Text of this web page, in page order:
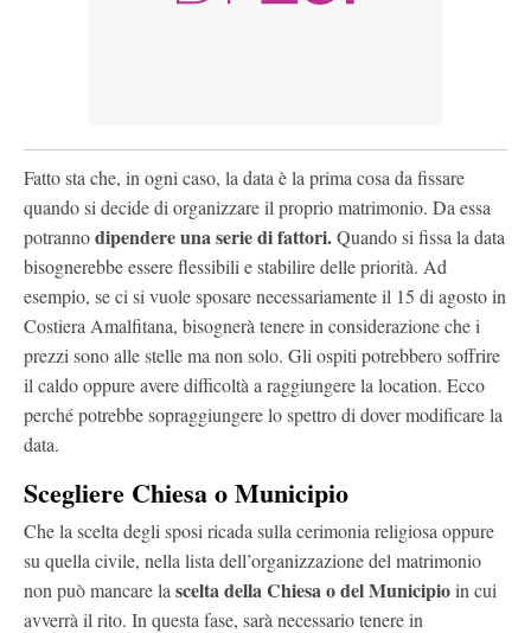
Fatto sta che, in ogni caso, la data è la prima cosa da fissare
quando si decide di organizzare il proprio matrimonio. Da essa
potrannodipendere una serie di fattori.Quando si fissa la data
bisognerebbe essere flessibili e stabilire delle priorità. Ad
esempio, se ci si vuole sposare necessariamente il 15 di agosto in
Costiera Amalfitana, bisognerà tenere in considerazione che i
prezzi sono alle stelle ma non solo. Gli ospiti potrebbero soffrire
il caldo oppure avere difficoltà a raggiungere la location. Ecco
perché potrebbe sopraggiungere lo spettro di dover modificare la
data.
Scegliere Chiesa o Municipio
Che la scelta degli sposi ricada sulla cerimonia religiosa oppure
su quella civile, nella lista dell’organizzazione del matrimonio
non può mancare la scelta della Chiesa o del Municipioin cui
avverrà il rito. In questa fase, sarà necessario tenere in